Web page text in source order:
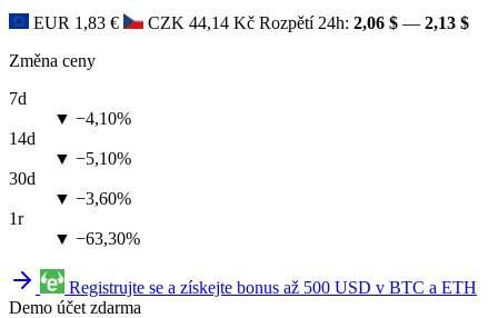
EUR 1,83 € CZK 44,14 Kč Rozpětí 24h: 2,06 $ — 2,13 $
Změna ceny
7d
▼ −4,10%
14d
▼ −5,10%
30d
▼ −3,60%
1r
▼ −63,30%
Registrujte se a získejte bonus až 500 USD v BTC a ETH
Demo účet zdarma